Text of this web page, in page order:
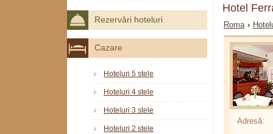
Hotel
Roma ›
Adresă:
Rezervări hoteluri
Cazare
Hoteluri 5 stele
Hoteluri 4 stele
Hoteluri 3 stele
Hoteluri 2 stele